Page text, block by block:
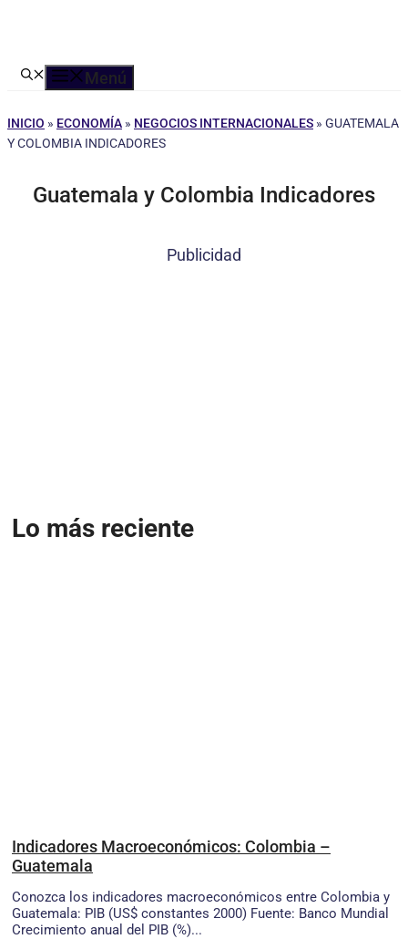
Menú
INICIO » ECONOMÍA » NEGOCIOS INTERNACIONALES » GUATEMALA
Y COLOMBIA INDICADORES
Guatemala y Colombia Indicadores
Publicidad
Lo más reciente
Indicadores Macroeconómicos: Colombia –
Guatemala
Conozca los indicadores macroeconómicos entre Colombia y
Guatemala: PIB (US$ constantes 2000) Fuente: Banco Mundial
Crecimiento anual del PIB (%)...